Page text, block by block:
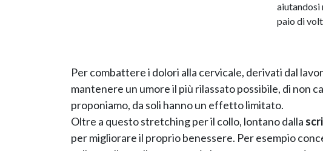
aiutandosi
paio di
Per combattere i dolori alla cervicale, derivati dal
mantenere un umore il più rilassato possibile, di non
proponiamo, da soli hanno un effetto limitato.
Oltre a questo stretching per il collo, lontano dalla
per migliorare il proprio benessere. Per esempio